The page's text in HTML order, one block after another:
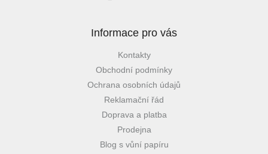
Informace pro vás
Kontakty
Obchodní podmínky
Ochrana osobních údajů
Reklamační řád
Doprava a platba
Prodejna
Blog s vůní papíru